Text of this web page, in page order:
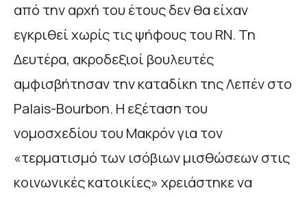
από την αρχή του έτους δεν θα είχαν
εγκριθεί χωρίς τις ψήφους του RN. Τη
Δευτέρα, ακροδεξιοί βουλευτές
αμφισβήτησαν την καταδίκη της Λεπέν στο
Palais-Bourbon. Η εξέταση του
νομοσχεδίου του Μακρόν για τον
«τερματισμό των ισόβιων μισθώσεων στις
κοινωνικές κατοικίες» χρειάστηκε να